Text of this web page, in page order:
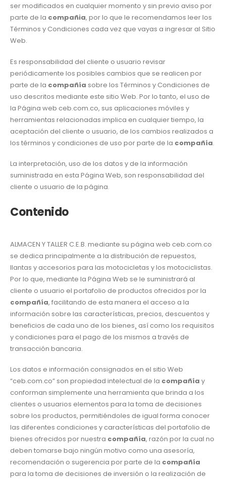
ser modificados en cualquier momento y sin previo aviso por
parte de la compañia, por lo que le recomendamos leer los
Términos y Condiciones cada vez que vayas a ingresar al Sitio
Web.
Es responsabilidad del cliente o usuario revisar
periódicamente los posibles cambios que se realicen por
parte de la compañía sobre los Términos y Condiciones de
uso descritos mediante este sitio Web. Por lo tanto, el uso de
la Página web ceb.com.co, sus aplicaciones móviles y
herramientas relacionadas implica en cualquier tiempo, la
aceptación del cliente o usuario, de los cambios realizados a
los términos y condiciones de uso por parte de la compañía.
La interpretación, uso de los datos y de la información
suministrada en esta Página Web, son responsabilidad del
cliente o usuario de la página.
Contenido
ALMACEN Y TALLER C.E.B. mediante su página web ceb.com.co
se dedica principalmente a la distribución de repuestos,
llantas y accesorios para las motocicletas y los motociclistas.
Por lo que, mediante la Página Web se le suministrará al
cliente o usuario el portafolio de productos ofrecidos por la
compañía, facilitando de esta manera el acceso a la
información sobre las características, precios, descuentos y
beneficios de cada uno de los bienes¸ así como los requisitos
y condiciones para el pago de los mismos a través de
transacción bancaria.
Los datos e información consignados en el sitio Web
“ceb.com.co” son propiedad intelectual de la compañía y
conforman simplemente una herramienta que brinda a los
clientes o usuarios elementos para la toma de decisiones
sobre los productos, permitiéndoles de igual forma conocer
las diferentes condiciones y características del portafolio de
bienes ofrecidos por nuestra compañía, razón por la cual no
deben tomarse bajo ningún motivo como una asesoría,
recomendación o sugerencia por parte de la compañía
para la toma de decisiones de inversión o la realización de